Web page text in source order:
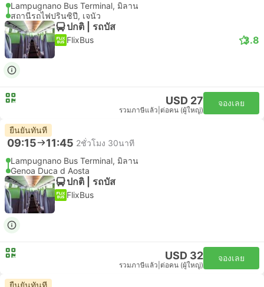
Lampugnano Bus Terminal, มิลาน
สถานีรถไฟปรินซิปี, เจนัว
ปกติ | รถบัส
FlixBus 3.8
USD 27
รวมภาษีแล้ว ต่อคน (ผู้ใหญ่)
จองเลย
ยืนยันทันที
09:15 11:45 2ชั่วโมง 30นาที
Lampugnano Bus Terminal, มิลาน
Genoa Duca d Aosta
ปกติ | รถบัส
FlixBus
USD 32
รวมภาษีแล้ว ต่อคน (ผู้ใหญ่)
จองเลย
ยืนยันทันที